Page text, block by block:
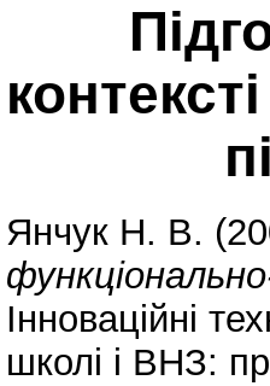
Янчук Н. В.
Інноваційні
школі і ВНЗ: